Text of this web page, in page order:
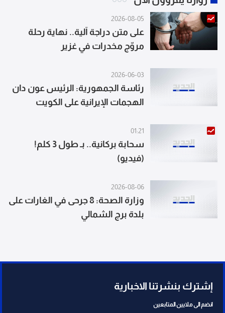
2026-08-05
على متن دراجة آلية.. نهاية رحلة
مروّج مخدرات في غزير
2026-06-03
رئاسة الجمهورية: الرئيس عون دان
الهجمات الإيرانية على الكويت
01:21
سحابة بركانية.. بـ طول 3 كلم!
(فيديو)
2026-08-06
وزارة الصحة: 8 جرحى في الغارات على
بلدة برج الشمالي
إشترك بنشرتنا الاخبارية
انضم الى ملايين المتابعين